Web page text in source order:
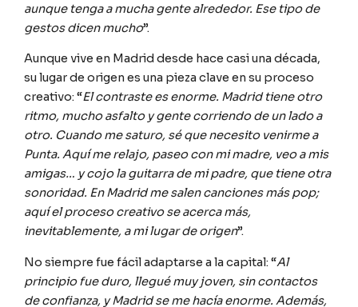
aunque tenga a mucha gente alrededor. Ese tipo de
gestos dicen mucho”.
Aunque vive en Madrid desde hace casi una década,
su lugar de origen es una pieza clave en su proceso
creativo: “El contraste es enorme. Madrid tiene otro
ritmo, mucho asfalto y gente corriendo de un lado a
otro. Cuando me saturo, sé que necesito venirme a
Punta. Aquí me relajo, paseo con mi madre, veo a mis
amigas… y cojo la guitarra de mi padre, que tiene otra
sonoridad. En Madrid me salen canciones más pop;
aquí el proceso creativo se acerca más,
inevitablemente, a mi lugar de origen”.
No siempre fue fácil adaptarse a la capital: “Al
principio fue duro, llegué muy joven, sin contactos
de confianza, y Madrid se me hacía enorme. Además,